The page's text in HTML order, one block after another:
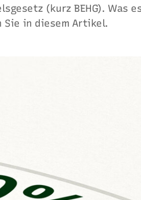
(kurz BEHG). Was
Sie in diesem Artikel.